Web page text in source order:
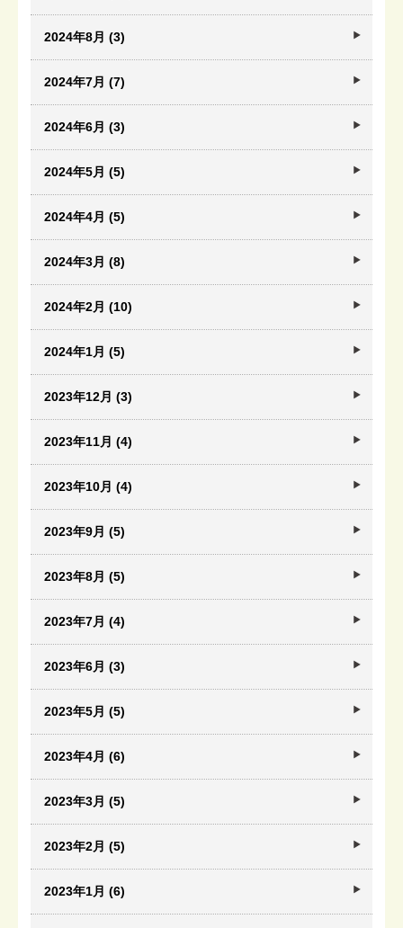
2024年8月 (3)
2024年7月 (7)
2024年6月 (3)
2024年5月 (5)
2024年4月 (5)
2024年3月 (8)
2024年2月 (10)
2024年1月 (5)
2023年12月 (3)
2023年11月 (4)
2023年10月 (4)
2023年9月 (5)
2023年8月 (5)
2023年7月 (4)
2023年6月 (3)
2023年5月 (5)
2023年4月 (6)
2023年3月 (5)
2023年2月 (5)
2023年1月 (6)